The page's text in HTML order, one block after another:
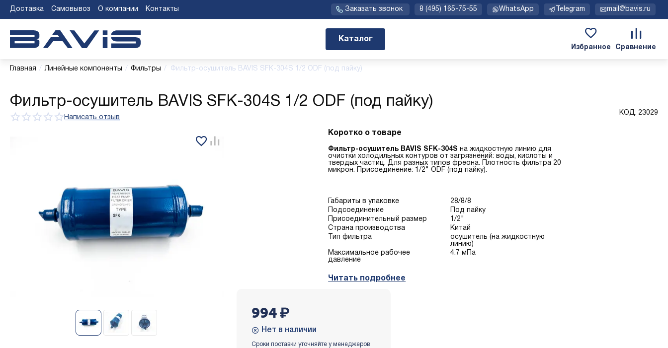
Доставка Самовывоз О компании Контакты Заказать звонок 8 (495) 165-75-55 WhatsApp Telegram mail@bavis.ru
Каталог
Главная / Линейные компоненты / Фильтры / Фильтр-осушитель BAVIS SFK-304S 1/2 ODF (под пайку)
Фильтр-осушитель BAVIS SFK-304S 1/2 ODF (под пайку)
КОД: 23029
Написать отзыв
Коротко о товаре
Фильтр-осушитель BAVIS SFK-304S на жидкостную линию для
очистки холодильных контуров от загрязнений: воды, кислоты и
твердых частиц. Для разных типов фреона. Плотность фильтра 20
микрон. Присоединение: 1/2" ODF (под пайку).
Габариты в упаковке
28/8/8
Подсоединение
Под пайку
Присоединительный размер
1/2"
Страна производства
Китай
Тип фильтра
осушитель (на жидкостную
линию)
Mаксимальное рабочее
давление
4.7 мПа
Читать подробнее
994₽
Нет в наличии
Сроки поставки уточняйте у менеджеров